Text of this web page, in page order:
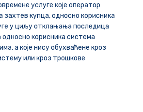
услуге које оператор
захтев купца, односно корисника
у циљу отклањања последица
корисника система
а које нису обухваћене кроз
или кроз трошкове